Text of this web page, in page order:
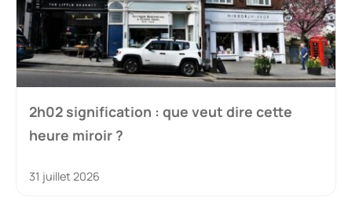
2h02 signification : que veut dire cette
heure miroir ?
31 juillet 2026